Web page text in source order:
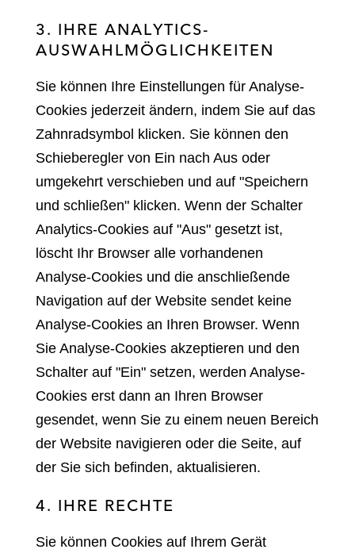
3. IHRE ANALYTICS-
AUSWAHLMÖGLICHKEITEN
Sie können Ihre Einstellungen für Analyse-
Cookies jederzeit ändern, indem Sie auf das
Zahnradsymbol klicken. Sie können den
Schieberegler von Ein nach Aus oder
umgekehrt verschieben und auf "Speichern
und schließen" klicken. Wenn der Schalter
Analytics-Cookies auf "Aus" gesetzt ist,
löscht Ihr Browser alle vorhandenen
Analyse-Cookies und die anschließende
Navigation auf der Website sendet keine
Analyse-Cookies an Ihren Browser. Wenn
Sie Analyse-Cookies akzeptieren und den
Schalter auf "Ein" setzen, werden Analyse-
Cookies erst dann an Ihren Browser
gesendet, wenn Sie zu einem neuen Bereich
der Website navigieren oder die Seite, auf
der Sie sich befinden, aktualisieren.
4. IHRE RECHTE
Sie können Cookies auf Ihrem Gerät